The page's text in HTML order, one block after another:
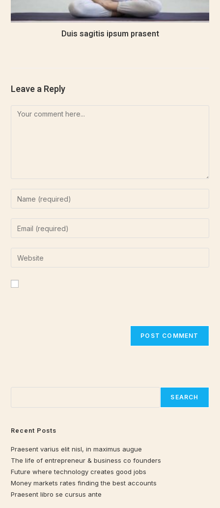
Duis sagitis ipsum prasent
Leave a Reply
SEARCH
Recent Posts
Praesent varius elit nisl, in maximus augue
The life of entrepreneur & business co founders
Future where technology creates good jobs
Money markets rates finding the best accounts
Praesent libro se cursus ante